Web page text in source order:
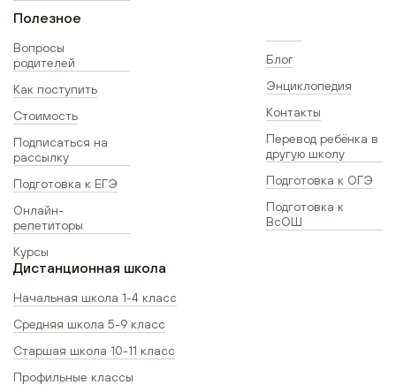
Полезное
Вопросы
родителей
Как поступить
Стоимость
Подписаться на
рассылку
Подготовка к ЕГЭ
Онлайн-
репетиторы
Курсы
Блог
Энциклопедия
Контакты
Перевод ребёнка в
другую школу
Подготовка к ОГЭ
Подготовка к
ВсОШ
Дистанционная школа
Начальная школа 1-4 класс
Средняя школа 5-9 класс
Старшая школа 10-11 класс
Профильные классы